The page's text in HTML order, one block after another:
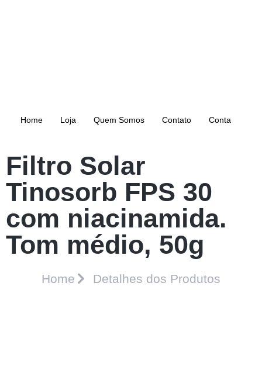
Home Loja Quem Somos Contato Conta
Filtro Solar
Tinosorb FPS 30
com niacinamida.
Tom médio, 50g
Home Detalhes dos Produtos